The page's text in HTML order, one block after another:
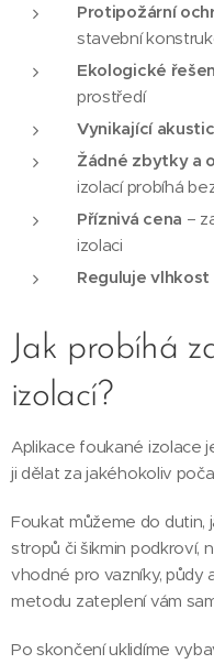
Protipožární
stavební
Ekologické
prostředí
Vynikající
Žádné zbytky a
izolací probíhá
Příznivá cena –
izolaci
Reguluje vlhkost
Jak probíhá
izolací?
Aplikace foukané izolace
ji dělat za jakéhokoliv
Foukat můžeme do dutin,
stropů či šikmin podkroví,
vhodné pro vazníky, půdy
metodu zateplení vám
Po skončení uklidíme